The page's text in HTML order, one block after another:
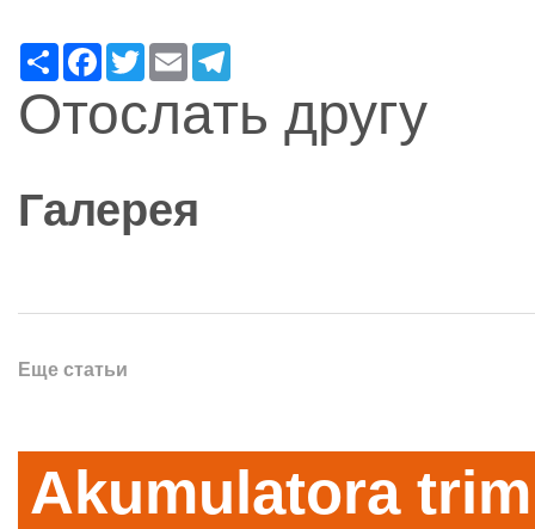
Ресурс
Facebook
Twitter
Email
Отослать другу
Галерея
Еще статьи
Akumulatora